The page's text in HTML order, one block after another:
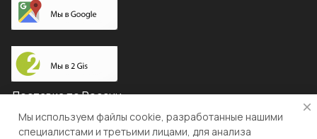
Доставка по России
Мы используем файлы cookie, разработанные нашими
специалистами и третьими лицами, для анализа